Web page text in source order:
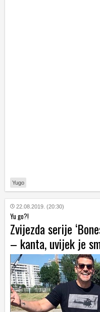
Yugo
22.08.2019. (20:30)
Yu go?!
Zvijezda serije
– kanta, uvijek je